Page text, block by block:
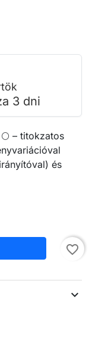
3 dni
– titokzatos
és
favorite_border
expand_more